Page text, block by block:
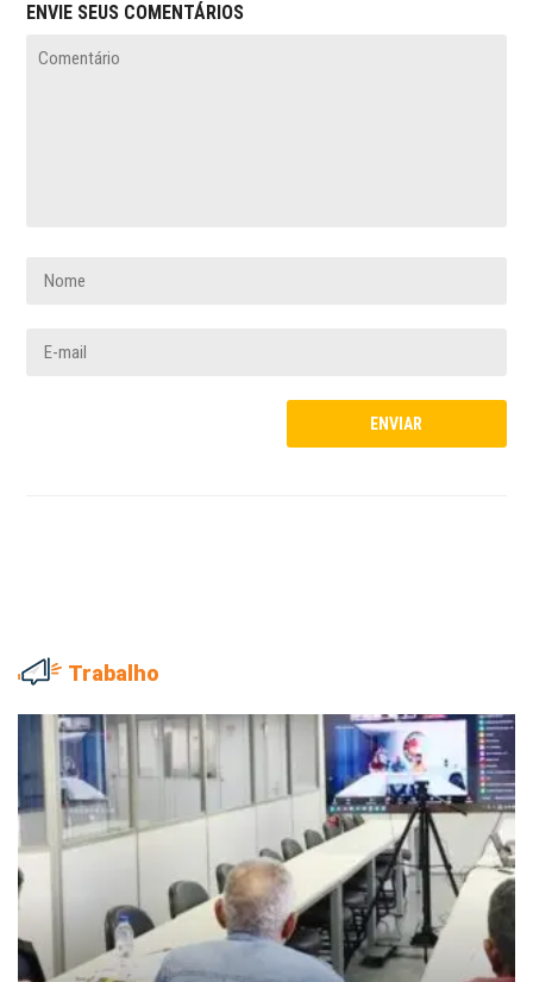
ENVIE SEUS COMENTÁRIOS
Trabalho